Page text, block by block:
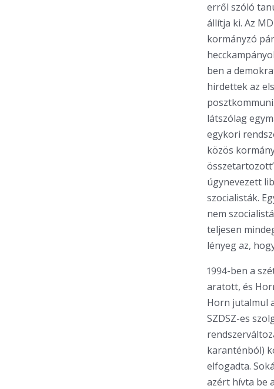
erről szóló
állítja ki. Az
kormányzó
ben a
hirdettek az
látszólag
egykori
közös
úgynevezett
szocialisták.
nem
teljesen
lényeg az,
1994-ben a
aratott, és
Horn jutalmul
SZDSZ-es
karanténból)
elfogadta.
azért hívta be